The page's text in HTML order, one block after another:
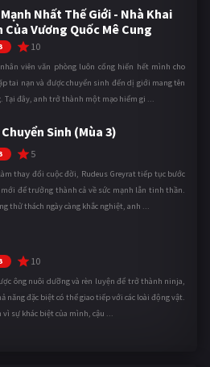
Nhất Thế Giới - Nhà Khai
Của Vương Quốc Mê Cung
10
viên văn phòng luôn cống hiến hết mình cho
tai nạn và được chuyển sinh đến dị giới mang tên
Tại đây, anh trở thành một mạo hiểm gi ...
Sinh (Mùa 3)
5
thay đổi cuộc đời, Rudeus Greyrat tiếp tục bước
để trưởng thành cả về sức mạnh lẫn tinh thần.
thử thách ngày càng khắc nghiệt, anh ...
10
ông nuôi dưỡng và rèn luyện để trở thành ninja,
năng đặc biệt có thể giao tiếp với các loài động vật.
sự khác biệt của mình, cậu ...